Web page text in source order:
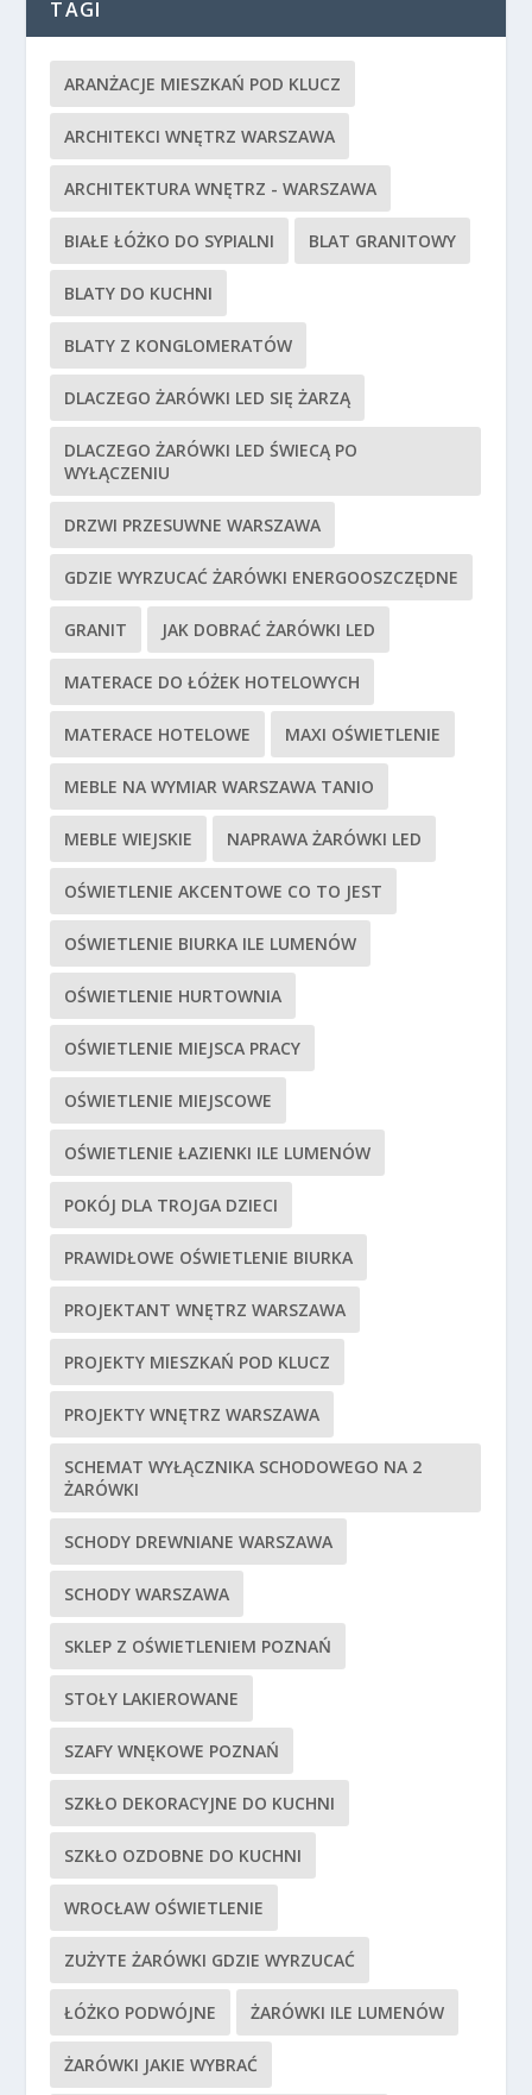
TAGI
ARANŻACJE MIESZKAŃ POD KLUCZ
ARCHITEKCI WNĘTRZ WARSZAWA
ARCHITEKTURA WNĘTRZ - WARSZAWA
BIAŁE ŁÓŻKO DO SYPIALNI BLAT GRANITOWY
BLATY DO KUCHNI
BLATY Z KONGLOMERATÓW
DLACZEGO ŻARÓWKI LED SIĘ ŻARZĄ
DLACZEGO ŻARÓWKI LED ŚWIECĄ PO
WYŁĄCZENIU
DRZWI PRZESUWNE WARSZAWA
GDZIE WYRZUCAĆ ŻARÓWKI ENERGOOSZCZĘDNE
GRANIT JAK DOBRAĆ ŻARÓWKI LED
MATERACE DO ŁÓŻEK HOTELOWYCH
MATERACE HOTELOWE MAXI OŚWIETLENIE
MEBLE NA WYMIAR WARSZAWA TANIO
MEBLE WIEJSKIE NAPRAWA ŻARÓWKI LED
OŚWIETLENIE AKCENTOWE CO TO JEST
OŚWIETLENIE BIURKA ILE LUMENÓW
OŚWIETLENIE HURTOWNIA
OŚWIETLENIE MIEJSCA PRACY
OŚWIETLENIE MIEJSCOWE
OŚWIETLENIE ŁAZIENKI ILE LUMENÓW
POKÓJ DLA TROJGA DZIECI
PRAWIDŁOWE OŚWIETLENIE BIURKA
PROJEKTANT WNĘTRZ WARSZAWA
PROJEKTY MIESZKAŃ POD KLUCZ
PROJEKTY WNĘTRZ WARSZAWA
SCHEMAT WYŁĄCZNIKA SCHODOWEGO NA 2
ŻARÓWKI
SCHODY DREWNIANE WARSZAWA
SCHODY WARSZAWA
SKLEP Z OŚWIETLENIEM POZNAŃ
STOŁY LAKIEROWANE
SZAFY WNĘKOWE POZNAŃ
SZKŁO DEKORACYJNE DO KUCHNI
SZKŁO OZDOBNE DO KUCHNI
WROCŁAW OŚWIETLENIE
ZUŻYTE ŻARÓWKI GDZIE WYRZUCAĆ
ŁÓŻKO PODWÓJNE ŻARÓWKI ILE LUMENÓW
ŻARÓWKI JAKIE WYBRAĆ